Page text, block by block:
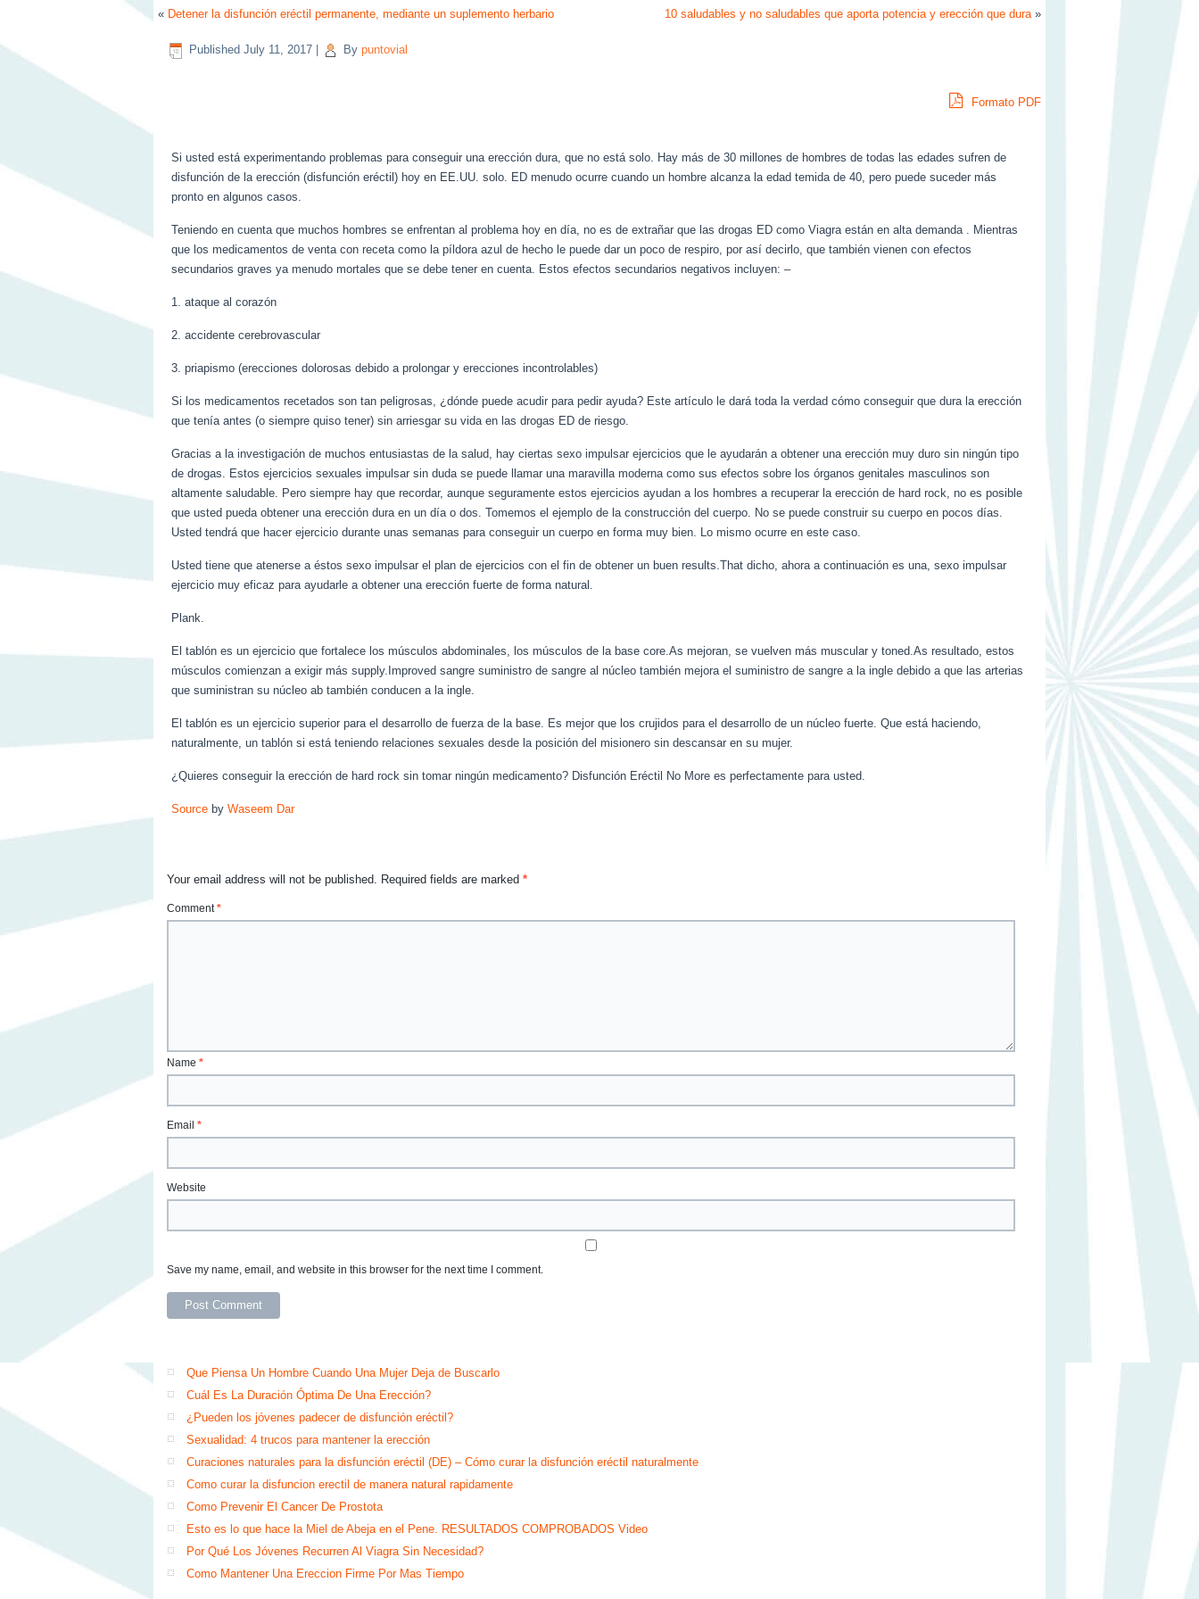
« Detener la disfunción eréctil permanente, mediante un suplemento herbario 10 saludables y no saludables que aporta potencia y erección que dura»
Published July 11, 2017 By puntovial
Formato PDF
Si usted está experimentando problemas para conseguir una erección dura, que no está solo. Hay más de 30 millones de hombres de todas las edades sufren de
disfunción de la erección (disfunción eréctil) hoy en EE.UU. solo. ED menudo ocurre cuando un hombre alcanza la edad temida de 40, pero puede suceder más
pronto en algunos casos.
Teniendo en cuenta que muchos hombres se enfrentan al problema hoy en día, no es de extrañar que las drogas ED como Viagra están en alta demanda . Mientras
que los medicamentos de venta con receta como la píldora azul de hecho le puede dar un poco de respiro, por así decirlo, que también vienen con efectos
secundarios graves ya menudo mortales que se debe tener en cuenta. Estos efectos secundarios negativos incluyen: –
1. ataque al corazón
2. accidente cerebrovascular
3. priapismo (erecciones dolorosas debido a prolongar y erecciones incontrolables)
Si los medicamentos recetados son tan peligrosas, ¿dónde puede acudir para pedir ayuda? Este artículo le dará toda la verdad cómo conseguir que dura la erección
que tenía antes (o siempre quiso tener) sin arriesgar su vida en las drogas ED de riesgo.
Gracias a la investigación de muchos entusiastas de la salud, hay ciertas sexo impulsar ejercicios que le ayudarán a obtener una erección muy duro sin ningún tipo
de drogas. Estos ejercicios sexuales impulsar sin duda se puede llamar una maravilla moderna como sus efectos sobre los órganos genitales masculinos son
altamente saludable. Pero siempre hay que recordar, aunque seguramente estos ejercicios ayudan a los hombres a recuperar la erección de hard rock, no es posible
que usted pueda obtener una erección dura en un día o dos. Tomemos el ejemplo de la construcción del cuerpo. No se puede construir su cuerpo en pocos días.
Usted tendrá que hacer ejercicio durante unas semanas para conseguir un cuerpo en forma muy bien. Lo mismo ocurre en este caso.
Usted tiene que atenerse a éstos sexo impulsar el plan de ejercicios con el fin de obtener un buen results.That dicho, ahora a continuación es una, sexo impulsar
ejercicio muy eficaz para ayudarle a obtener una erección fuerte de forma natural.
Plank.
El tablón es un ejercicio que fortalece los músculos abdominales, los músculos de la base core.As mejoran, se vuelven más muscular y toned.As resultado, estos
músculos comienzan a exigir más supply.Improved sangre suministro de sangre al núcleo también mejora el suministro de sangre a la ingle debido a que las arterias
que suministran su núcleo ab también conducen a la ingle.
El tablón es un ejercicio superior para el desarrollo de fuerza de la base. Es mejor que los crujidos para el desarrollo de un núcleo fuerte. Que está haciendo,
naturalmente, un tablón si está teniendo relaciones sexuales desde la posición del misionero sin descansar en su mujer.
¿Quieres conseguir la erección de hard rock sin tomar ningún medicamento? Disfunción Eréctil No More es perfectamente para usted.
Source by Waseem Dar
Your email address will not be published. Required fields are marked *
Comment*
Name *
Email *
Website
Save my name, email, and website in this browser for the next time I comment.
Que Piensa Un Hombre Cuando Una Mujer Deja de Buscarlo
Cuál Es La Duración Óptima De Una Erección?
¿Pueden los jóvenes padecer de disfunción eréctil?
Sexualidad: 4 trucos para mantener la erección
Curaciones naturales para la disfunción eréctil (DE) – Cómo curar la disfunción eréctil naturalmente
Como curar la disfuncion erectil de manera natural rapidamente
Como Prevenir El Cancer De Prostota
Esto es lo que hace la Miel de Abeja en el Pene. RESULTADOS COMPROBADOS Video
Por Qué Los Jóvenes Recurren Al Viagra Sin Necesidad?
Como Mantener Una Ereccion Firme Por Mas Tiempo